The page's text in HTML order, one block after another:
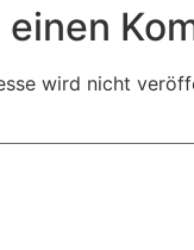
wird nicht